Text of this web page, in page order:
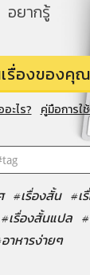
อยากรู้
เรื่องของคุณ
ะไร? คู่มือการใ
#เรื่องสั้น #เ
#เรื่องสั้นแปล
าหารง่ายๆ